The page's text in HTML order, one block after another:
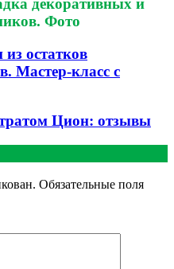
декоративных и
Фото
остатков
Мастер-класс с
Цион: отзывы
Обязательные поля